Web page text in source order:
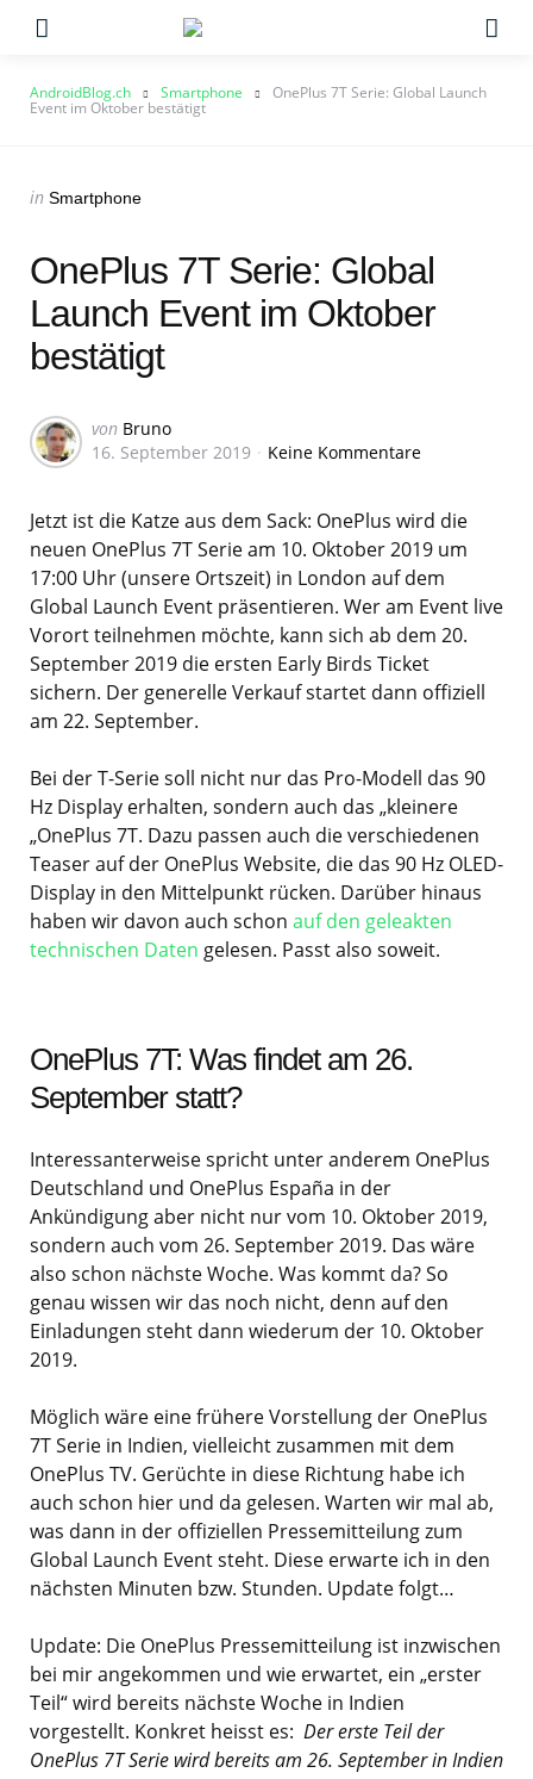
AndroidBlog.ch Smartphone OnePlus 7T Serie: Global Launch
Event im Oktober bestätigt
Categories
Posted
in Smartphone
OnePlus 7T Serie: Global
Launch Event im Oktober
bestätigt
Geschrieben
von
von Bruno
16. September 2019
Keine Kommentare
Jetzt ist die Katze aus dem Sack: OnePlus wird die
neuen OnePlus 7T Serie am 10. Oktober 2019 um
17:00 Uhr (unsere Ortszeit) in London auf dem
Global Launch Event präsentieren. Wer am Event live
Vorort teilnehmen möchte, kann sich ab dem 20.
September 2019 die ersten Early Birds Ticket
sichern. Der generelle Verkauf startet dann offiziell
am 22. September.
Bei der T-Serie soll nicht nur das Pro-Modell das 90
Hz Display erhalten, sondern auch das „kleinere
„OnePlus 7T. Dazu passen auch die verschiedenen
Teaser auf der OnePlus Website, die das 90 Hz OLED-
Display in den Mittelpunkt rücken. Darüber hinaus
haben wir davon auch schon auf den geleakten
technischen Daten gelesen. Passt also soweit.
OnePlus 7T: Was findet am 26.
September statt?
Interessanterweise spricht unter anderem OnePlus
Deutschland und OnePlus España in der
Ankündigung aber nicht nur vom 10. Oktober 2019,
sondern auch vom 26. September 2019. Das wäre
also schon nächste Woche. Was kommt da? So
genau wissen wir das noch nicht, denn auf den
Einladungen steht dann wiederum der 10. Oktober
2019.
Möglich wäre eine frühere Vorstellung der OnePlus
7T Serie in Indien, vielleicht zusammen mit dem
OnePlus TV. Gerüchte in diese Richtung habe ich
auch schon hier und da gelesen. Warten wir mal ab,
was dann in der offiziellen Pressemitteilung zum
Global Launch Event steht. Diese erwarte ich in den
nächsten Minuten bzw. Stunden. Update folgt…
Update: Die OnePlus Pressemitteilung ist inzwischen
bei mir angekommen und wie erwartet, ein „erster
Teil“ wird bereits nächste Woche in Indien
vorgestellt. Konkret heisst es: Der erste Teil der
OnePlus 7T Serie wird bereits am 26. September in Indien